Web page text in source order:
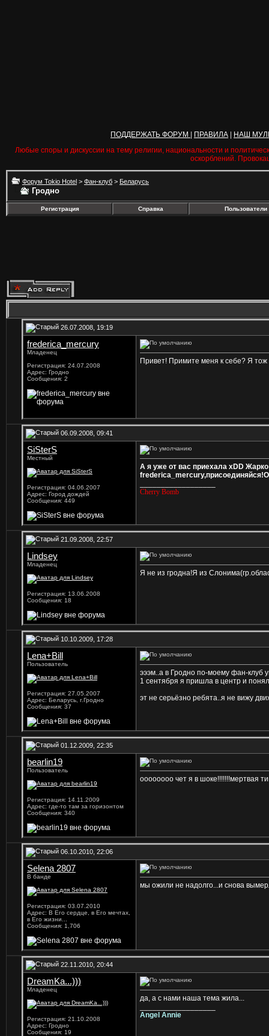
ПОДДЕРЖАТЬ ФОРУМ ПРАВИЛА
НАШ
Любые споры и дискуссии на тему религии, национальности и
оскорблений.
Форум Tokio Hotel > Фан-клуб > Беларусь
Гродно
Регистрация Справка Пользователи
26.07.2008, 19:19
frederica_mercury
Младенец
Регистрация: 24.07.2008
Адрес: Гродно
Сообщения: 2
Привет! Примите меня к себе? Я тож
06.09.2008, 09:41
SiSterS
Местный
Регистрация: 04.06.2007
Адрес: Город дождей
Сообщения: 449
А я уже от вас приехала xDD
Cherry Bomb
21.09.2008, 22:57
Lindsey
Младенец
Регистрация: 13.06.2008
Сообщения: 18
Я не из гродна!Я из
10.10.2009, 17:28
Lena+Bill
Пользователь
Регистрация: 27.05.2007
Адрес: Беларусь, г.Гродно
Сообщения: 37
эээм..а в Гродно по-моему фан-клуб
1 сентября я пришла в центр и
эт не серьёзно ребята..я не вижу
01.12.2009, 22:35
bearlin19
Пользователь
Регистрация: 14.11.2009
Адрес: где-то там за горизонтом
Сообщения: 340
оооооооо чет я в шоке!!!!!!!мертвая
06.10.2010, 22:06
Selena 2807
В банде
Регистрация: 03.07.2010
Адрес: В Его сердце, в Его мечтах,
в Его жизни...
Сообщения: 1,706
мы ожили не надолго...и снова
22.11.2010, 20:44
DreamKa...)))
Младенец
Регистрация: 21.10.2008
Адрес: Гродно
Сообщения: 19
да, а с нами наша тема жила...
Angel Annie